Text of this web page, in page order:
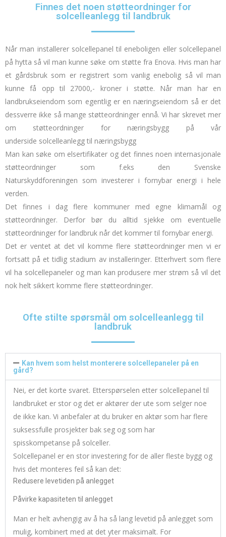
Finnes det noen støtteordninger for
solcelleanlegg til landbruk
Når man installerer solcellepanel til eneboligen eller solcellepanel
på hytta så vil man kunne søke om støtte fra Enova. Hvis man har
et gårdsbruk som er registrert som vanlig enebolig så vil man
kunne få opp til 27000,- kroner i støtte. Når man har en
landbrukseiendom som egentlig er en næringseiendom så er det
dessverre ikke så mange støtteordninger ennå. Vi har skrevet mer
om støtteordninger for næringsbygg på vår
underside solcelleanlegg til næringsbygg
Man kan søke om elsertifikater og det finnes noen internasjonale
støtteordninger som f.eks den Svenske
Naturskyddforeningen som investerer i fornybar energi i hele
verden.
Det finnes i dag flere kommuner med egne klimamål og
støtteordninger. Derfor bør du alltid sjekke om eventuelle
støtteordninger for landbruk når det kommer til fornybar energi.
Det er ventet at det vil komme flere støtteordninger men vi er
fortsatt på et tidlig stadium av installeringer. Etterhvert som flere
vil ha solcellepaneler og man kan produsere mer strøm så vil det
nok helt sikkert komme flere støtteordninger.
Ofte stilte spørsmål om solcelleanlegg til
landbruk
Kan hvem som helst monterere solcellepaneler på en
gård?
Nei, er det korte svaret. Etterspørselen etter solcellepanel til
landbruket er stor og det er aktører der ute som selger noe
de ikke kan. Vi anbefaler at du bruker en aktør som har flere
suksessfulle prosjekter bak seg og som har
spisskompetanse på solceller.
Solcellepanel er en stor investering for de aller fleste bygg og
hvis det monteres feil så kan det:
Redusere levetiden på anlegget
Påvirke kapasiteten til anlegget
Man er helt avhengig av å ha så lang levetid på anlegget som
mulig, kombinert med at det yter maksimalt. For